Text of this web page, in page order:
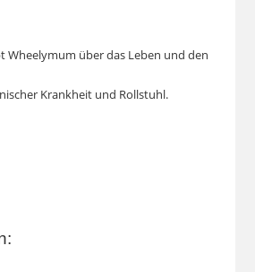
Wheelymum über das Leben und den
Krankheit und Rollstuhl.